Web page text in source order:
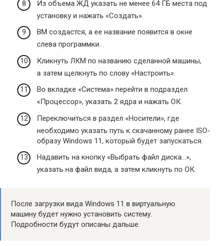
Из объема ЖД указать не менее 64 ГБ места под
установку и нажать «Создать».
ВМ создастся, а ее название появится в окне
слева программки.
Кликнуть ЛКМ по названию сделанной машины,
а затем щелкнуть по слову «Настроить».
Во вкладке «Система» перейти в подраздел
«Процессор», указать 2 ядра и нажать ОК.
Переключиться в раздел «Носители», где
необходимо указать путь к скачанному ранее ISO-
образу Windows 11, который будет запускаться.
Надавить на кнопку «Выбрать файл диска…»,
указать на файл вида, а затем кликнуть по ОК.
После загрузки вида Windows 11 в виртуальную
машину будет нужно установить систему.
Подробности будут описаны дальше.